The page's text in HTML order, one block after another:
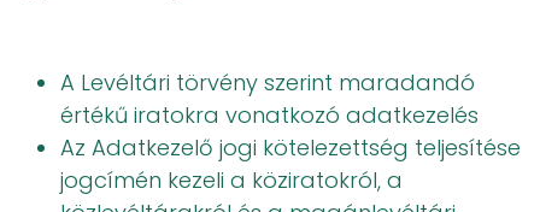
A Levéltári törvény szerint maradandó
értékű iratokra vonatkozó adatkezelés
Az Adatkezelő jogi kötelezettség teljesítése
jogcímén kezeli a köziratokról, a